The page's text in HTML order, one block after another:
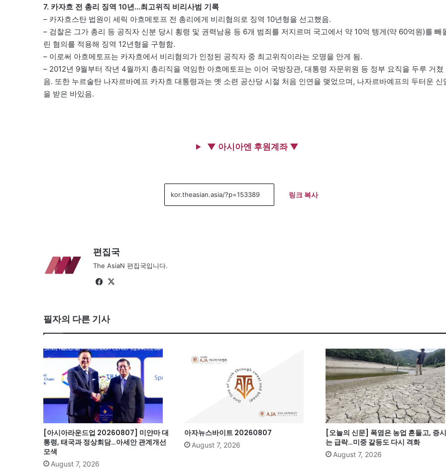
7. 카자흐 전 총리 징역 10년…최고위직 비리사범 기록
– 카자흐스탄 법원이 세릭 아흐메토프 전 총리에게 비리혐의로 징역 10년형을 선고했음.
– 검찰은 그가 총리 등 공직자 신분 당시 횡령 및 권력남용 등 6개 범죄를 저지르며 국고에서 약 10억 텡게(약 60억원)를 빼
린 혐의를 적용해 징역 12년형을 구형함.
– 이로써 아흐메토프는 카자흐에서 비리혐의가 인정된 공직자 중 최고위직이라는 오명을 안게 됨.
– 2012년 9월부터 작년 4월까지 총리직을 역임한 아흐메토프는 이어 국방장관, 대통령 자문위원 등 정부 요직을 두루 거쳤
음. 또한 누르술탄 나자르바예프 카자흐 대통령과는 옛 소련 공산당 시절 처음 인연을 맺었으며, 나자르바예프의 두터운 신
을 받은 바있음.
▼ 아시아엔 후원계좌 ▼
링크 복사
편집국
The AsiaN 편집국입니다.
Fa
ok
필자의 다른 기사
[아시아라운드업 20260807] 미얀마 대
통령, 태국과 정상회담…아세안 관계개선
모색
August 7, 2026
아자뉴스바이트 20260807
August 7, 2026
[오늘의 신문] 폭염은 농업 흔들고, 증시
는 급락…미중 갈등도 다시 격화
August 7, 2026